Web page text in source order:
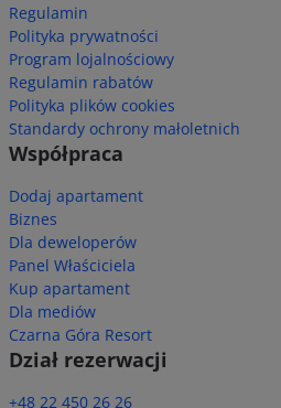
Regulamin
Polityka prywatności
Program lojalnościowy
Regulamin rabatów
Polityka plików cookies
Standardy ochrony małoletnich
Współpraca
Dodaj apartament
Biznes
Dla deweloperów
Panel Właściciela
Kup apartament
Dla mediów
Czarna Góra Resort
Dział rezerwacji
+48 22 450 26 26